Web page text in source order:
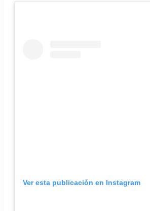
Ver esta publicación en Instagram